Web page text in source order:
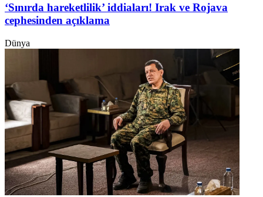
‘Sınırda hareketlilik’ iddiaları! Irak ve Rojava
cephesinden açıklama
Dünya